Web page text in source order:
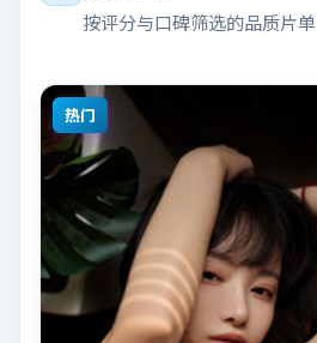
按评分与口碑筛选的品质片单
热门